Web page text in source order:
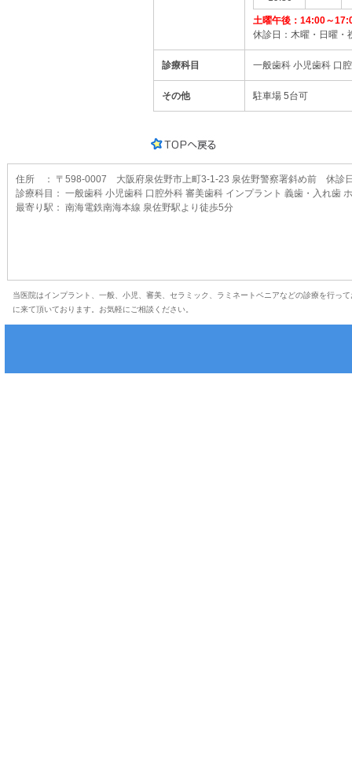
土曜午後：14:00～
休診日：木曜・日曜・
診療科目 一般歯科 小児歯科 口
その他 駐車場 5台可
住所 ： 〒598-0007 大阪府泉佐野市上町3-1-23 泉佐野警察署斜め前 休診
診療科目： 一般歯科 小児歯科 口腔外科 審美歯科 インプラント 義歯・入れ歯
最寄り駅： 南海電鉄南海本線 泉佐野駅より徒歩5分
当医院はインプラント、一般、小児、審美、セラミック、ラミネートベニアなどの診療を行っ
に来て頂いております。お気軽にご相談ください。